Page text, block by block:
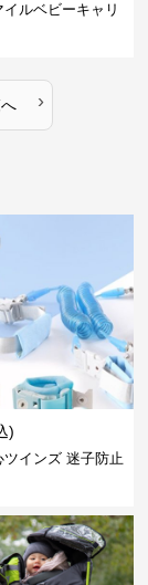
ルベビーキャリ
›
)
インズ 迷子防止